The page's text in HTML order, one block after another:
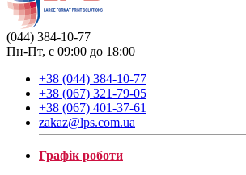
(044) 384-10-77
Пн-Пт, с 09:00 до 18:00
+38 (044) 384-10-77
+38 (067) 321-79-05
+38 (067) 401-37-61
zakaz@lps.com.ua
Графік роботи